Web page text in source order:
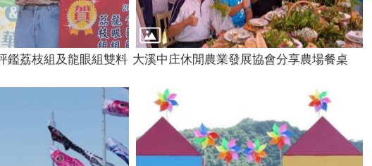
鑑荔枝組及龍眼組雙料 大溪中庄休閒農業發展協會分享農場餐桌